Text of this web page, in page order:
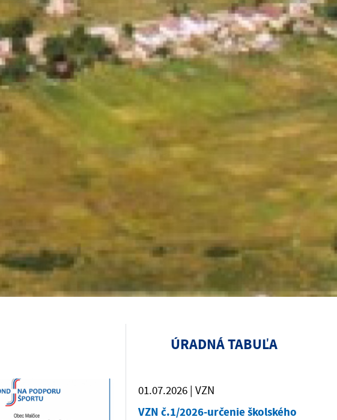
ÚRADNÁ TABUĽA
01.07.2026 | VZN
VZN č.1/2026-určenie školského